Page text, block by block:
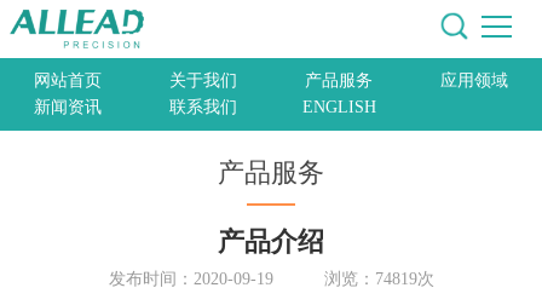
网站首页 关于我们 产品服务
应用领域
新闻资讯
联系我们 ENGLISH
产品服务
产品介绍
发布时间：2020-09-19 浏览：74819次